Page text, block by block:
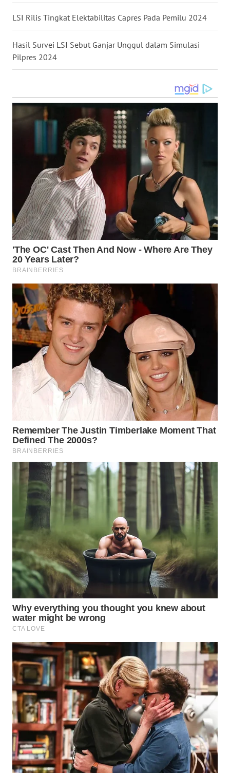
LSI Rilis Tingkat Elektabilitas Capres Pada Pemilu 2024
Hasil Survei LSI Sebut Ganjar Unggul dalam Simulasi
Pilpres 2024
WN
JOGJA
WN
WN
KALBAR
WN
KALTENG
WN
KALTARA
WN
KALSEL
WN
KALTIM
WN
SULSEL
WN
SULUT
WN
MALUKU
WN
MALUT
WN
DAIRI
DANAU
TOBA
WN
NIAS
WN
LANGKAT
WN
TAPANULI
SELATAN
WN